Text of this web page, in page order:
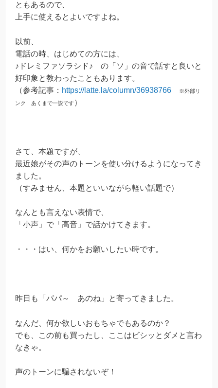
ともあるので、
上手に使えるとよいですよね。
以前、
電話の時、はじめての方には、
♪ドレミファソラシド♪ の「ソ」の音で話すと良いと
好印象と教わったこともあります。
（参考記事： https://latte.la/column/36938766 ※外部リ
ンク あくまで一説です）
さて、本題ですが、
最近娘がその声のトーンを使い分けるようになってき
ました。
（すみません、本題といいながら軽い話題で）
なんとも言えない表情で、
「小声」で「高音」で話かけてきます。
・・・はい、何かをお願いしたい時です。
昨日も「パパ～ あのね」と寄ってきました。
なんだ、何か欲しいおもちゃでもあるのか？
でも、この前も買ったし、ここはビシッとダメと言わ
なきゃ。
声のトーンに騙されないぞ！